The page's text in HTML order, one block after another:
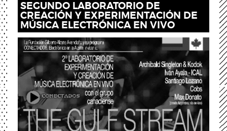
SEGUNDO LABORATORIO DE
CREACIÓN Y EXPERIMENTACIÓN DE
MÚSICA ELECTRÓNICA EN VIVO